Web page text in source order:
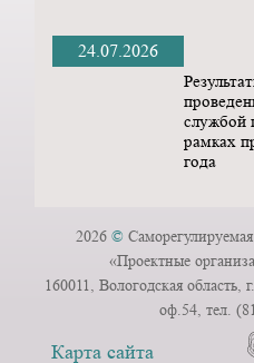
24.07.2026
службой
рамках
года
2026 ©
«Проектные
160011, Вологодская область,
оф.54, тел.
Карта сайта